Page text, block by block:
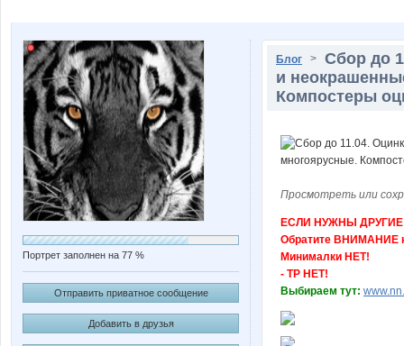
Портрет заполнен на 77 %
Отправить приватное сообщение
Добавить в друзья
Блог > Сбор до
и
Компостеры
Просмотреть или
ЕСЛИ НУЖНЫ
Обратите ВНИМАНИЕ
Минималки НЕТ!
- ТР НЕТ!
Выбираем тут: